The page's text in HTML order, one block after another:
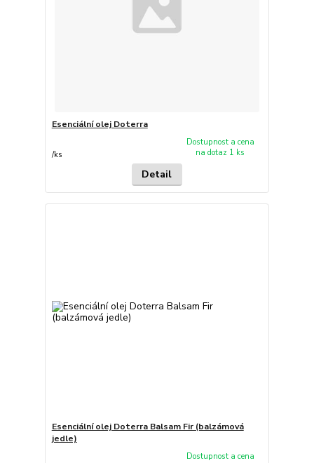
Esenciální olej Doterra
/ks
Dostupnost a cena
na dotaz 1 ks
Detail
Esenciální olej Doterra Balsam Fir (balzámová
jedle)
Dostupnost a cena